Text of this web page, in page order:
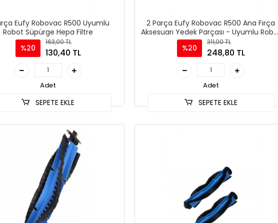
Eufy Robovac R500 Uyumlu
Robot Süpürge Hepa Filtre
%20
163,00 TL
130,40 TL
Adet
SEPETE EKLE
2 Parça Eufy Robovac R500 Ana Fırça
Aksesuarı Yedek Parçası - Uyumlu Robot
Süpürge Yedek Parçaları
%20
311,00 TL
248,80 TL
Adet
SEPETE EKLE